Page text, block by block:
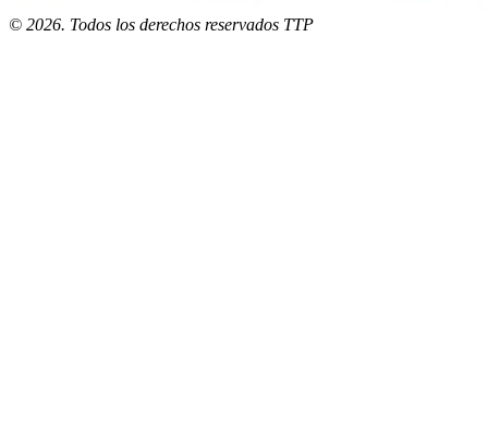
© 2026. Todos los derechos reservados TTP